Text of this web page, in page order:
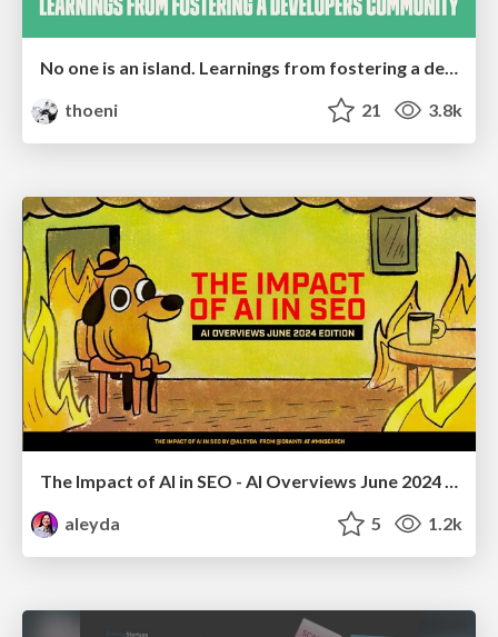
thoeni
21 3.8k
The Impact of AI in SEO - AI Overviews June 2024 Edition
aleyda
5 1.2k